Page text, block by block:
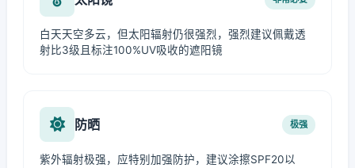
白天天空多云，但太阳辐射仍很强烈，强烈建议佩戴透
射比3级且标注100%UV吸收的遮阳镜
防晒 极强
紫外辐射极强，应特别加强防护，建议涂擦SPF20以